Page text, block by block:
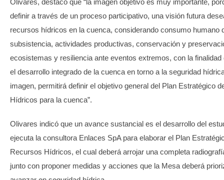
Olivares, destacó que “la imagen objetivo es muy importante,
definir a través de un proceso participativo, una visión futura
recursos hídricos en la cuenca, considerando consumo humano
subsistencia, actividades productivas, conservación y
ecosistemas y resiliencia ante eventos extremos, con la finalidad
el desarrollo integrado de la cuenca en torno a la seguridad
imagen, permitirá definir el objetivo general del Plan Estratégico
Hídricos para la cuenca”.
Olivares indicó que un avance sustancial es el desarrollo del
ejecuta la consultora Enlaces SpA para elaborar el Plan
Recursos Hídricos, el cual deberá arrojar una completa
junto con proponer medidas y acciones que la Mesa deberá